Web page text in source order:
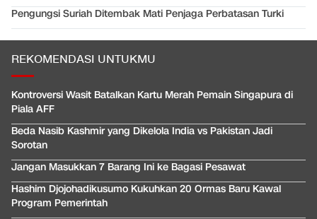
Pengungsi Suriah Ditembak Mati Penjaga Perbatasan Turki
REKOMENDASI UNTUKMU
Kontroversi Wasit Batalkan Kartu Merah Pemain Singapura di
Piala AFF
Beda Nasib Kashmir yang Dikelola India vs Pakistan Jadi
Sorotan
Jangan Masukkan 7 Barang Ini ke Bagasi Pesawat
Hashim Djojohadikusumo Kukuhkan 20 Ormas Baru Kawal
Program Pemerintah